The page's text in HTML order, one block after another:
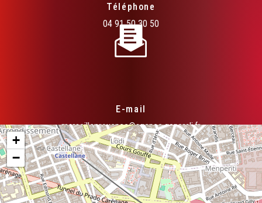
Téléphone
04 91 50 30 50
E-mail
marseilleprovence@agence.generali.fr
+
−